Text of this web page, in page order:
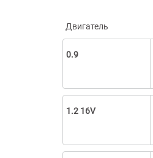
Двигатель
0.9
1.2 16V